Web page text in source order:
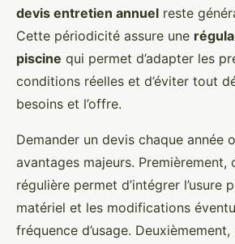
devis entretien annuel reste
Cette périodicité assure une
piscine qui permet d’adapter les
conditions réelles et d’éviter tout
besoins et l’offre.
Demander un devis chaque année
avantages majeurs. Premièrement,
régulière permet d’intégrer l’usure
matériel et les modifications
fréquence d’usage.